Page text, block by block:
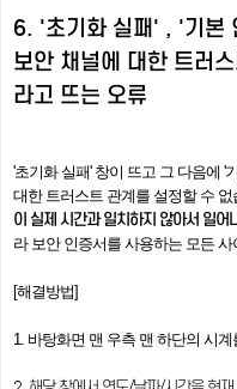
6. '초기화 실패' , '기본
보안 채널에 대한 트러
라고 뜨는 오류
'초기화 실패' 창이 뜨고 그 다음에 '
대한 트러스트 관계를 설정할 수
이 실제 시간과 일치하지 않아서 일어
라 보안 인증서를 사용하는 모든
[해결방법]
1. 바탕화면 맨 우측 맨 하단의 시계